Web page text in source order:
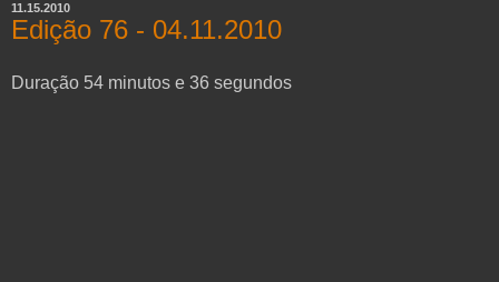
11.15.2010
Edição 76 - 04.11.2010
Duração 54 minutos e 36 segundos